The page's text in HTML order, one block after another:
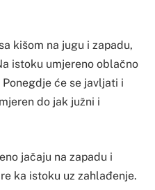
kišom na jugu i zapadu,
istoku umjereno oblačno
će se javljati i
do jak južni i
jačaju na zapadu i
ka istoku uz zahlađenje.